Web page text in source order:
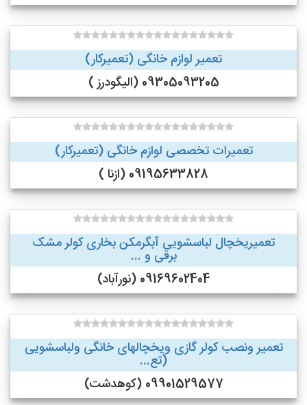
تعمیر لوازم خانگی (تعمیرکار)
09305093205 (الیگودرز )
تعمیرات تخصصی لوازم خانگی (تعمیرکار)
09195633828 (ازنا )
تعمیریخچال لباسشویی آبگرمکن بخاری کولر مشک
برقی و ...
09169602404 (نورآباد)
تعمیر ونصب کولر گازی ویخچالهای خانگی ولباسشویی
(تع...
09901529577 (کوهدشت)